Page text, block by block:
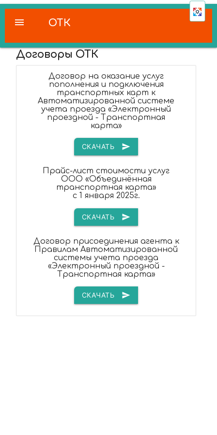
ОТК
menu
Договоры ОТК
Договор на оказание услуг
пополнения и подключения
транспортных карт к
Автоматизированной системе
учета проезда «Электронный
проездной - Транспортная
карта»
СКАЧАТЬ send
Прайс-лист стоимости услуг
ООО «Объединённая
транспортная карта»
с 1 января 2025г.
СКАЧАТЬ send
Договор присоединения агента к
Правилам Автоматизированной
системы учета проезда
«Электронный проездной -
Транспортная карта»
СКАЧАТЬ send